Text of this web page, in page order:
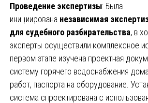
Проведение экспертизы: Была
инициирована независимая
для судебного разбирательства, в
эксперты осуществили комплексное
первом этапе изучена проектная
систему горячего водоснабжения
работ, паспорта на оборудование.
система спроектирована с